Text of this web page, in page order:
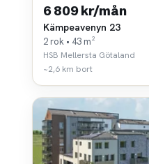
6 809 kr/mån
Kämpeavenyn 23
2 rok • 43 m²
HSB Mellersta Götaland
~2,6 km bort